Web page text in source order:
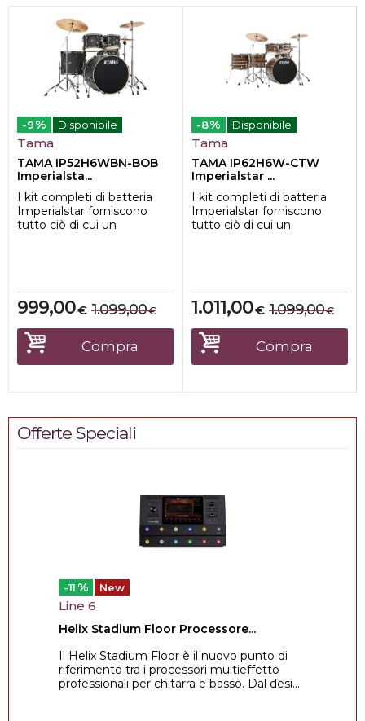
-9% Disponibile
Tama
TAMA IP52H6WBN-BOB
Imperialsta...
I kit completi di batteria
Imperialstar forniscono
tutto ciò di cui un
€
999,00 €
1.099,00
Compra
-8% Disponibile
Tama
TAMA IP62H6W-CTW
Imperialstar ...
I kit completi di batteria
Imperialstar forniscono
tutto ciò di cui un
€
1.011,00 €
1.099,00
Compra
Offerte Speciali
-11 % New
Line 6
Helix Stadium Floor Processore...
Il Helix Stadium Floor è il nuovo punto di
riferimento tra i processori multieffetto
professionali per chitarra e basso. Dal desi...